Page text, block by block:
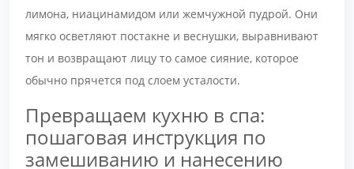
лимона, ниацинамидом или жемчужной пудрой. Они
мягко осветляют постакне и веснушки, выравнивают
тон и возвращают лицу то самое сияние, которое
обычно прячется под слоем усталости.
Превращаем кухню в спа:
пошаговая инструкция по
замешиванию и нанесению